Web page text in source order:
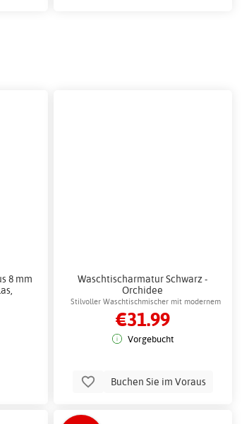
8 mm
Waschtischarmatur Schwarz -
Orchidee
Stilvoller Waschtischmischer mit modernem
Design
€31.99
Vorgebucht
Buchen Sie im Voraus